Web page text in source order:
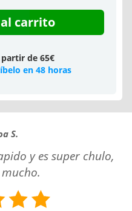
carrito
de 65€
en 48 horas
S.
y es super chulo,